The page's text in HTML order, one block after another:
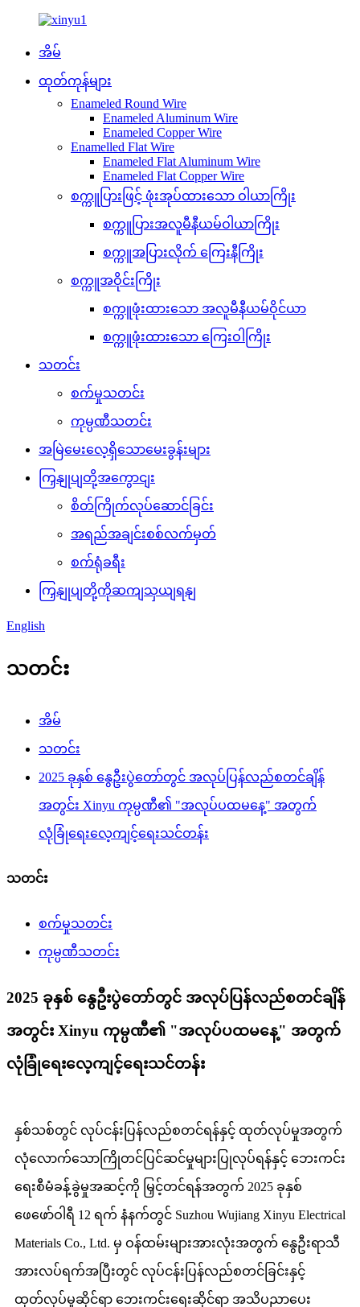
အိမ်
ထုတ်ကုန်များ
Enameled Round Wire
Enameled Aluminum Wire
Enameled Copper Wire
Enamelled Flat Wire
Enameled Flat Aluminum Wire
Enameled Flat Copper Wire
စက္ကူပြားဖြင့် ဖုံးအုပ်ထားသော ဝါယာကြိုး
စက္ကူပြားအလူမီနီယမ်ဝါယာကြိုး
စက္ကူအပြားလိုက် ကြေးနီကြိုး
စက္ကူအဝိုင်းကြိုး
စက္ကူဖုံးထားသော အလူမီနီယမ်ဝိုင်ယာ
စက္ကူဖုံးထားသော ကြေးဝါကြိုး
သတင်း
စက်မှုသတင်း
ကုမ္ပဏီသတင်း
အမြဲမေးလေ့ရှိသောမေးခွန်းများ
ကြှနျုပျတို့အကွောငျး
စိတ်ကြိုက်လုပ်ဆောင်ခြင်း
အရည်အချင်းစစ်လက်မှတ်
စက်ရုံခရီး
ကြှနျုပျတို့ကိုဆကျသှယျရနျ
English
သတင်း
အိမ်
သတင်း
2025 ခုနှစ် နွေဦးပွဲတော်တွင် အလုပ်ပြန်လည်စတင်ချိန်
အတွင်း Xinyu ကုမ္ပဏီ၏ "အလုပ်ပထမနေ့" အတွက်
လုံခြုံရေးလေ့ကျင့်ရေးသင်တန်း
သတင်း
စက်မှုသတင်း
ကုမ္ပဏီသတင်း
2025 ခုနှစ် နွေဦးပွဲတော်တွင် အလုပ်ပြန်လည်စတင်ချိန်
အတွင်း Xinyu ကုမ္ပဏီ၏ "အလုပ်ပထမနေ့" အတွက်
လုံခြုံရေးလေ့ကျင့်ရေးသင်တန်း
နှစ်သစ်တွင် လုပ်ငန်းပြန်လည်စတင်ရန်နှင့် ထုတ်လုပ်မှုအတွက်
လုံလောက်သောကြိုတင်ပြင်ဆင်မှုများပြုလုပ်ရန်နှင့် ဘေးကင်း
ရေးစီမံခန့်ခွဲမှုအဆင့်ကို မြှင့်တင်ရန်အတွက် 2025 ခုနှစ်
ဖေဖော်ဝါရီ 12 ရက် နံနက်တွင် Suzhou Wujiang Xinyu Electrical
Materials Co., Ltd. မှ ဝန်ထမ်းများအားလုံးအတွက် နွေဦးရာသီ
အားလပ်ရက်အပြီးတွင် လုပ်ငန်းပြန်လည်စတင်ခြင်းနှင့်
ထုတ်လုပ်မှုဆိုင်ရာ ဘေးကင်းရေးဆိုင်ရာ အသိပညာပေး